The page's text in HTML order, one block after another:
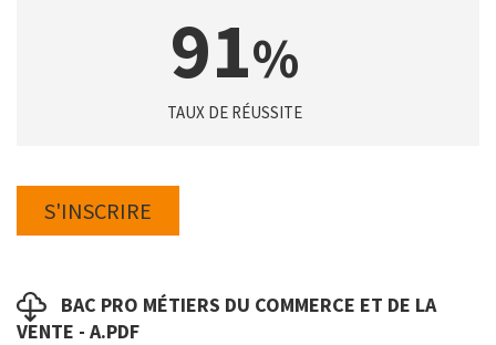
TAUX DE RÉUSSITE
91
Boutons
LienS'INSCRIRE
BAC PRO MÉTIERS DU COMMERCE ET DE LA
VENTE - A.PDF